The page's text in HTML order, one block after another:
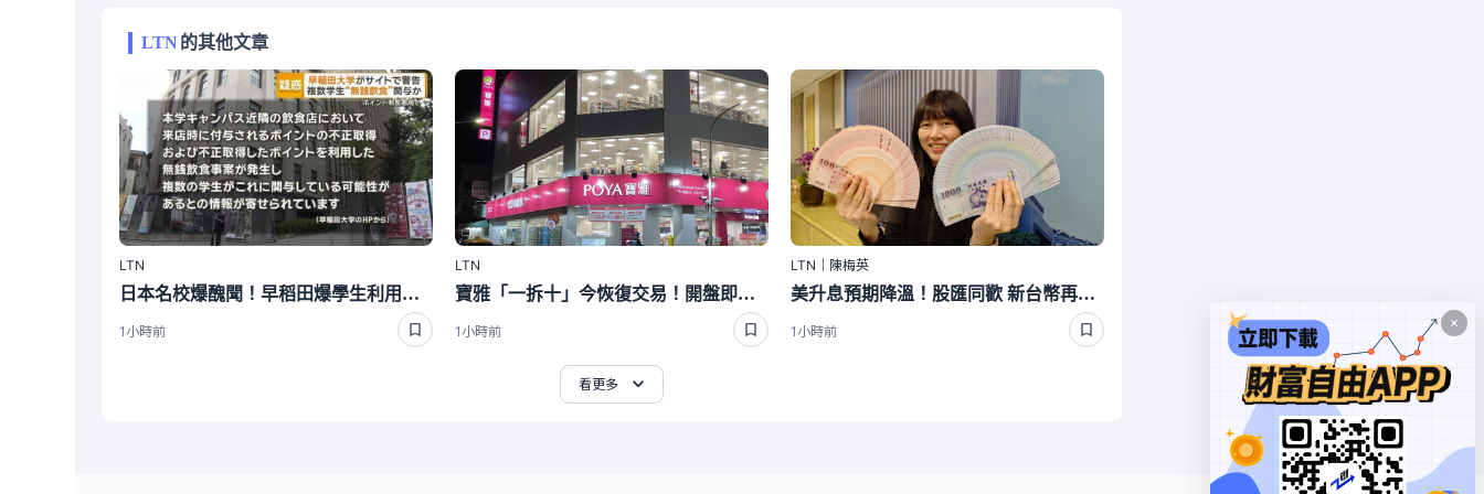
LTN的其他文章
LTN
日本名校爆醜聞！早稻田爆學生利用「這招」吃霸王餐 校方罕見說重話
1小時前
LTN
寶雅「一拆十」今恢復交易！開盤即漲停 網笑：是有打入AI供應鏈嗎？
1小時前
LTN｜陳梅英
美升息預期降溫！股匯同歡 新台幣再戰32.2元
1小時前
看更多